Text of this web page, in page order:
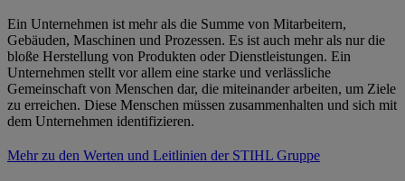
Ein Unternehmen ist mehr als die Summe von Mitarbeitern,
Gebäuden, Maschinen und Prozessen. Es ist auch mehr als nur die
bloße Herstellung von Produkten oder Dienstleistungen. Ein
Unternehmen stellt vor allem eine starke und verlässliche
Gemeinschaft von Menschen dar, die miteinander arbeiten, um Ziele
zu erreichen. Diese Menschen müssen zusammenhalten und sich mit
dem Unternehmen identifizieren.
Mehr zu den Werten und Leitlinien der STIHL Gruppe